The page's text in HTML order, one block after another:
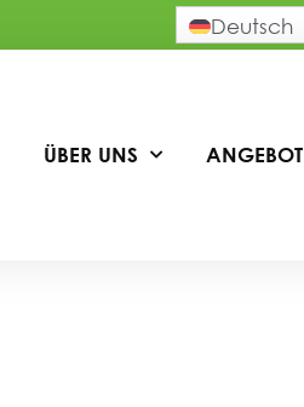
Deutsch
ÜBER UNS ANGEBOT